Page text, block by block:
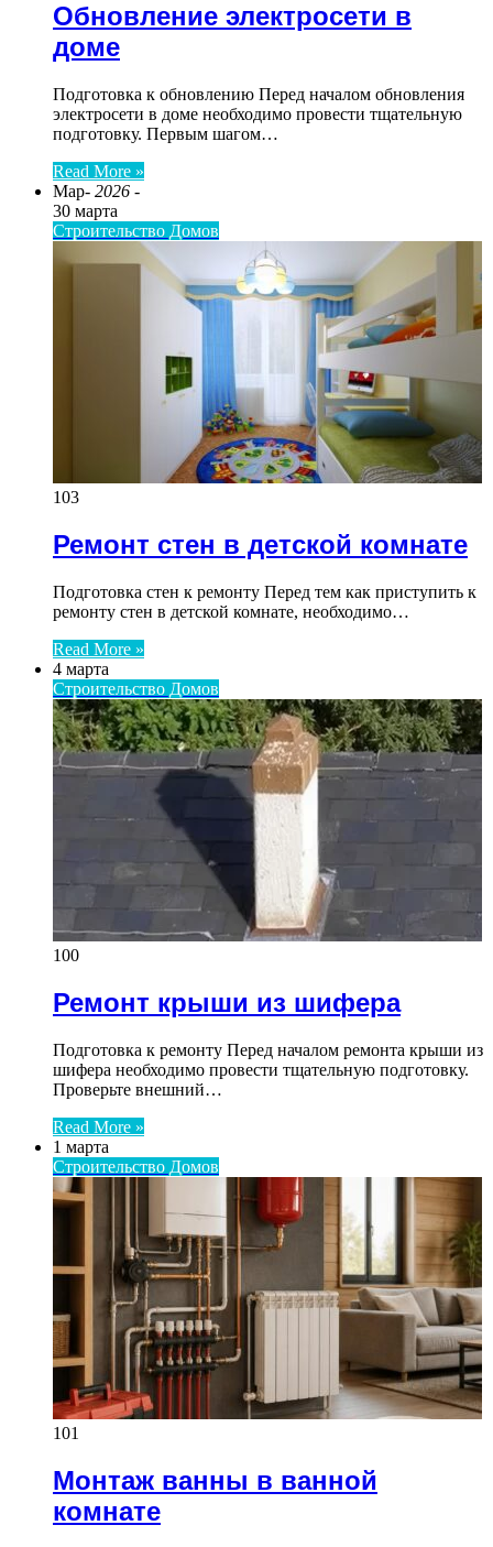
Обновление электросети в
доме
Подготовка к обновлению Перед началом обновления
электросети в доме необходимо провести тщательную
подготовку. Первым шагом…
Read More »
Мар- 2026 -
30 марта
Строительство Домов
103
Ремонт стен в детской комнате
Подготовка стен к ремонту Перед тем как приступить к
ремонту стен в детской комнате, необходимо…
Read More »
4 марта
Строительство Домов
100
Ремонт крыши из шифера
Подготовка к ремонту Перед началом ремонта крыши из
шифера необходимо провести тщательную подготовку.
Проверьте внешний…
Read More »
1 марта
Строительство Домов
101
Монтаж ванны в ванной
комнате